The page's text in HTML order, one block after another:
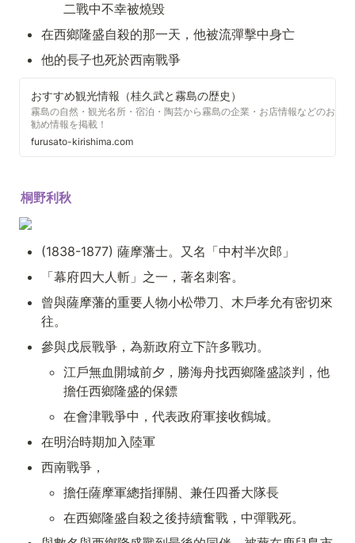
二戰中不幸被燒毀
在西鄉隆盛自殺的那一天，他被流彈擊中身亡
他的長子也死於西南戰爭
おすすめ観光情報（桂久武と霧島の歴史）
霧島の自然・観光名所・宿泊・陶芸から霧島の企業・お店情報などのお
勧め情報を掲載！
furusato-kirishima.com
桐野利秋
(1838-1877) 薩摩藩士。又名「中村半次郎」
「幕府四大人斬」之一，著名刺客。
曾與薩摩藩的重要人物小松帶刀、木戶孝允有密切來
往。
參與戊辰戰爭，為新政府立下許多戰功。
江戶無血開城前夕，勝海舟找西鄉隆盛談判，他
擔任西鄉隆盛的保鏢
在會津戰爭中，代表政府軍接收鶴城。
在明治時期加入陸軍
西南戰爭，
擔任薩摩軍總指揮關、兼任四番大隊長
在西鄉隆盛自殺之後持續奮戰，中彈戰死。